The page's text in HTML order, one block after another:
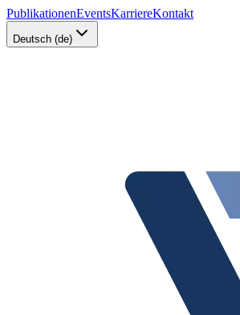
PublikationenEventsKarriereKontakt
Deutsch (de)